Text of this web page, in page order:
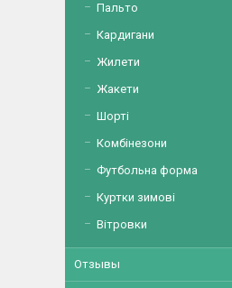
Пальто
Кардигани
Жилети
Жакети
Шорті
Комбінезони
Футбольна форма
Куртки зимові
Вітровки
Отзывы